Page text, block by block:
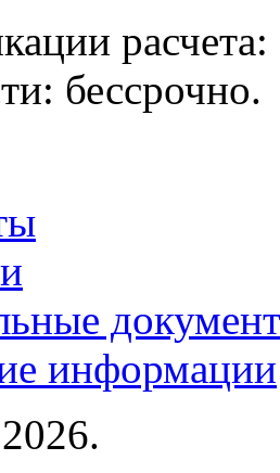
бессрочно.
информации